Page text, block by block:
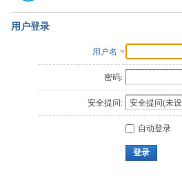
用户登录
用户名
密码:
安全提问:
自动登录
登录